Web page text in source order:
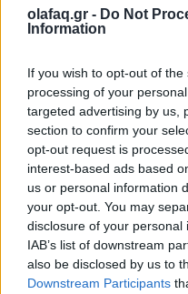
olafaq.gr - Do Not
Information
If you wish to opt-out of
processing of your
targeted advertising by us,
section to confirm your
opt-out request is
interest-based ads based
us or personal information
your opt-out. You may
disclosure of your
IAB’s list of downstream
also be disclosed by us to
Downstream Participants
Ο κόσμος στο
10.03.26
Ο Περσικός Κόλπος
εξακολουθεί να αναπνέει
διάδρομο: τα Στενά του